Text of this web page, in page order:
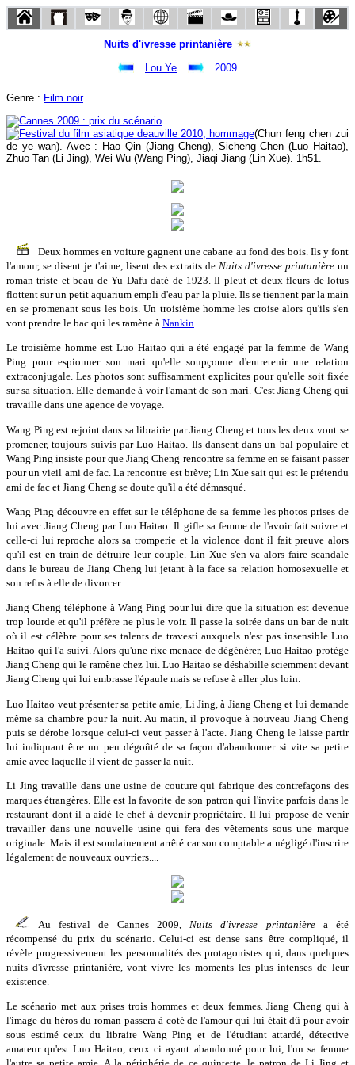
Nuits d'ivresse printanière
Lou Ye
2009
Genre : Film noir
(Chun feng chen zui
de ye wan). Avec : Hao Qin (Jiang Cheng), Sicheng Chen (Luo Haitao),
Zhuo Tan (Li Jing), Wei Wu (Wang Ping), Jiaqi Jiang (Lin Xue). 1h51.
Deux hommes en voiture gagnent une cabane au fond des bois. Ils y font
l'amour, se disent je t'aime, lisent des extraits de Nuits d'ivresse printanière un
roman triste et beau de Yu Dafu daté de 1923. Il pleut et deux fleurs de lotus
flottent sur un petit aquarium empli d'eau par la pluie. Ils se tiennent par la main
en se promenant sous les bois. Un troisième homme les croise alors qu'ils s'en
vont prendre le bac qui les ramène à Nankin
Le troisième homme est Luo Haitao qui a été engagé par la femme de Wang
Ping pour espionner son mari qu'elle soupçonne d'entretenir une relation
extraconjugale. Les photos sont suffisamment explicites pour qu'elle soit fixée
sur sa situation. Elle demande à voir l'amant de son mari. C'est Jiang Cheng qui
travaille dans une agence de voyage.
Wang Ping est rejoint dans sa librairie par Jiang Cheng et tous les deux vont se
promener, toujours suivis par Luo Haitao. Ils dansent dans un bal populaire et
Wang Ping insiste pour que Jiang Cheng rencontre sa femme en se faisant passer
pour un vieil ami de fac. La rencontre est brève; Lin Xue sait qui est le prétendu
ami de fac et Jiang Cheng se doute qu'il a été démasqué.
Wang Ping découvre en effet sur le téléphone de sa femme les photos prises de
lui avec Jiang Cheng par Luo Haitao. Il gifle sa femme de l'avoir fait suivre et
celle-ci lui reproche alors sa tromperie et la violence dont il fait preuve alors
qu'il est en train de détruire leur couple. Lin Xue s'en va alors faire scandale
dans le bureau de Jiang Cheng lui jetant à la face sa relation homosexuelle et
son refus à elle de divorcer.
Jiang Cheng téléphone à Wang Ping pour lui dire que la situation est devenue
trop lourde et qu'il préfère ne plus le voir. Il passe la soirée dans un bar de nuit
où il est célèbre pour ses talents de travesti auxquels n'est pas insensible Luo
Haitao qui l'a suivi. Alors qu'une rixe menace de dégénérer, Luo Haitao protège
Jiang Cheng qui le ramène chez lui. Luo Haitao se déshabille sciemment devant
Jiang Cheng qui lui embrasse l'épaule mais se refuse à aller plus loin.
Luo Haitao veut présenter sa petite amie, Li Jing, à Jiang Cheng et lui demande
même sa chambre pour la nuit. Au matin, il provoque à nouveau Jiang Cheng
puis se dérobe lorsque celui-ci veut passer à l'acte. Jiang Cheng le laisse partir
lui indiquant être un peu dégoûté de sa façon d'abandonner si vite sa petite
amie avec laquelle il vient de passer la nuit.
Li Jing travaille dans une usine de couture qui fabrique des contrefaçons des
marques étrangères. Elle est la favorite de son patron qui l'invite parfois dans le
restaurant dont il a aidé le chef à devenir propriétaire. Il lui propose de venir
travailler dans une nouvelle usine qui fera des vêtements sous une marque
originale. Mais il est soudainement arrêté car son comptable a négligé d'inscrire
légalement de nouveaux ouvriers....
Au festival de Cannes 2009, Nuits d'ivresse printanièrea été
récompensé du prix du scénario. Celui-ci est dense sans être compliqué, il
révèle progressivement les personnalités des protagonistes qui, dans quelques
nuits d'ivresse printanière, vont vivre les moments les plus intenses de leur
existence.
Le scénario met aux prises trois hommes et deux femmes. Jiang Cheng qui à
l'image du héros du roman passera à coté de l'amour qui lui était dû pour avoir
sous estimé ceux du libraire Wang Ping et de l'étudiant attardé, détective
amateur qu'est Luo Haitao, ceux ci ayant abandonné pour lui, l'un sa femme